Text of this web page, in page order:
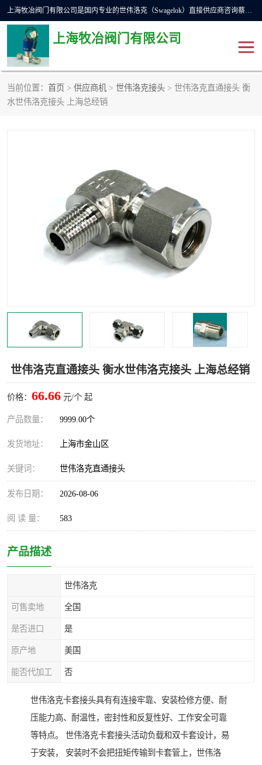
上海牧冶阀门有限公司是国内专业的世伟洛克（Swagelok）直接供应商咨询蔡工，主营世伟洛克球阀、世伟洛克针型阀、世伟洛克隔膜阀、世伟洛克旋塞阀、世伟洛克单向阀、世伟洛克接头、世伟洛克快速接头、世伟洛克卡套管、世伟洛克弯管器、世伟洛克工具等。
上海牧冶阀门有限公司
当前位置： 首页 > 供应商机 > 世伟洛克接头 > 世伟洛克直通接头 衡
水世伟洛克接头 上海总经销
世伟洛克直通接头 衡水世伟洛克接头 上海总经销
价格： 66.66 元/个 起
产品数量： 9999.00个
发货地址： 上海市金山区
关键词： 世伟洛克直通接头
发布日期： 2026-08-06
阅 读 量： 583
产品描述
世伟洛克
可售卖地 全国
是否进口 是
原产地 美国
能否代加工 否
世伟洛克卡套接头具有有连接牢靠、安装检修方便、耐
压能力高、耐温性，密封性和反复性好、工作安全可靠
等特点。 世伟洛克卡套接头活动负载和双卡套设计，易
于安装， 安装时不会把扭矩传输到卡套管上，世伟洛
世伟洛克
世伟洛克单向阀 世伟洛克波纹管阀
DSC疏水阀 美国霍克HOKE
世伟洛克针型阀 世伟洛克旋塞阀
世伟洛克弯管器